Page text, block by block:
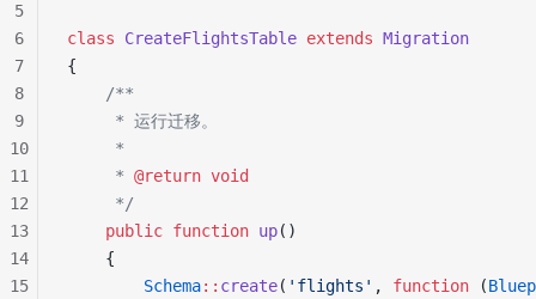
class CreateFlightsTable extends Migration
{
    /**
     * 运行迁移。
     *
     *
@return void
     */
    public
function up()
    {
        Schema
:: create( 'flights' , function (
5
6
7
8
9
10
11
12
13
14
15